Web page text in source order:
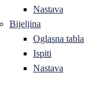
Nastava
Bijeljina
Oglasna tabla
Ispiti
Nastava